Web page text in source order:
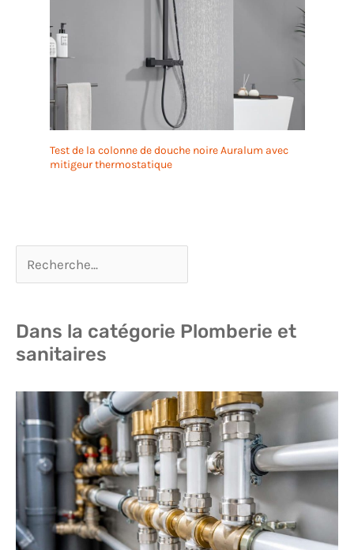
Test de la colonne de douche noire Auralum avec
mitigeur thermostatique
Dans la catégorie Plomberie et
sanitaires